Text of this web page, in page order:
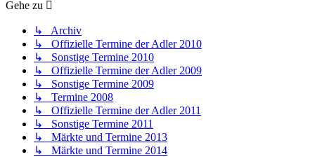
Gehe zu
↳ Archiv
↳ Offizielle Termine der Adler 2010
↳ Sonstige Termine 2010
↳ Offizielle Termine der Adler 2009
↳ Sonstige Termine 2009
↳ Termine 2008
↳ Offizielle Termine der Adler 2011
↳ Sonstige Termine 2011
↳ Märkte und Termine 2013
↳ Märkte und Termine 2014